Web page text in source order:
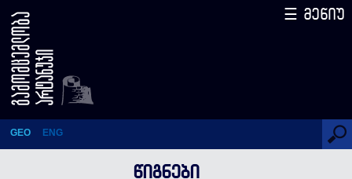
ლექსები პროზად
GEO ENG
☰ მენიუ
ᲬᲘᲒᲜᲔᲑᲘ